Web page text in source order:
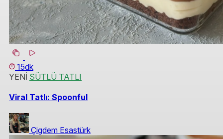
15dk
YENİ SÜTLÜ TATLI
Viral Tatlı: Spoonful
Çigdem Esastürk